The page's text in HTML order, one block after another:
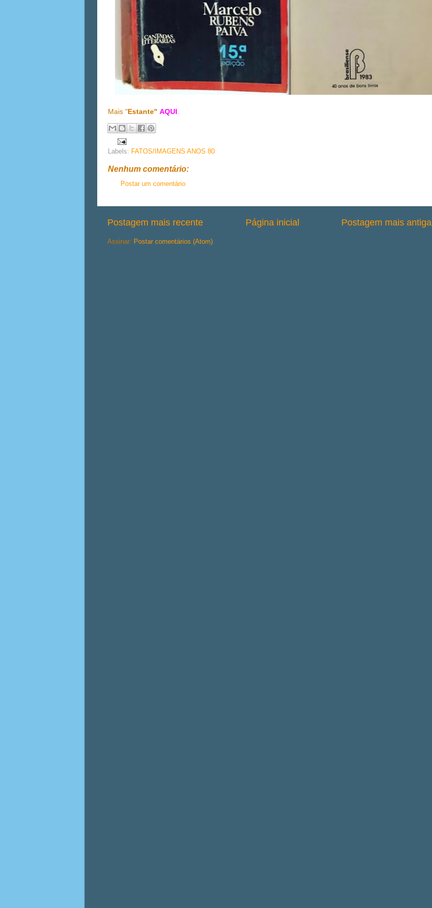
Mais "Estante" AQUI
Labels: FATOS/IMAGENS ANOS 80
Nenhum comentário:
Postar um comentário
Postagem mais recente Postagem mais antiga
Página inicial
Assinar: Postar comentários (Atom)